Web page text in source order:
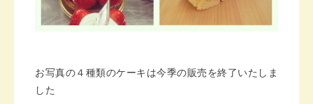
お写真の４種類のケーキは今季の販売を終了いたしま
した